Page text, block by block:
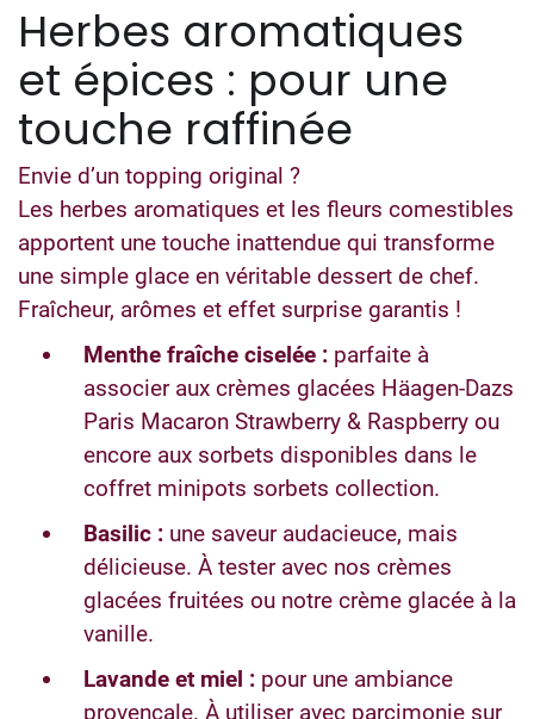
Herbes aromatiques
et épices : pour une
touche raffinée
Envie d’un topping original ?
Les herbes aromatiques et les fleurs comestibles
apportent une touche inattendue qui transforme
une simple glace en véritable dessert de chef.
Fraîcheur, arômes et effet surprise garantis !
Menthe fraîche ciselée : parfaite à
associer aux crèmes glacées Häagen-Dazs
Paris Macaron Strawberry & Raspberry ou
encore aux sorbets disponibles dans le
coffret minipots sorbets collection.
Basilic : une saveur audacieuce, mais
délicieuse. À tester avec nos crèmes
glacées fruitées ou notre crème glacée à la
vanille.
Lavande et miel : pour une ambiance
provençale. À utiliser avec parcimonie sur